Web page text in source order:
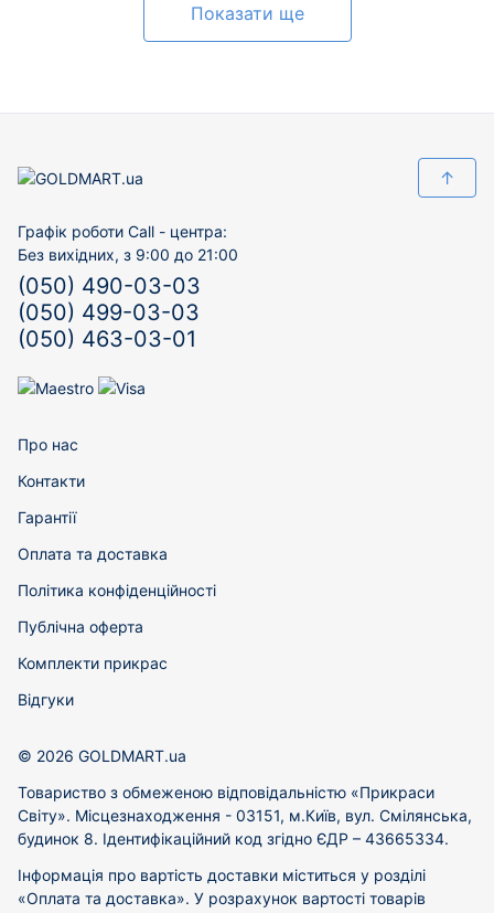
Показати ще
↑
Графік роботи Call - центра:
Без вихідних, з 9:00 до 21:00
(050) 490-03-03
(050) 499-03-03
(050) 463-03-01
Про нас
Контакти
Гарантії
Оплата та доставка
Політика конфіденційності
Публічна оферта
Комплекти прикрас
Відгуки
© 2026 GOLDMART.ua
Товариство з обмеженою відповідальністю «Прикраси
Світу». Місцезнаходження - 03151, м.Київ, вул. Смілянська,
будинок 8. Ідентифікаційний код згідно ЄДР – 43665334.
Інформація про вартість доставки міститься у розділі
«Оплата та доставка». У розрахунок вартості товарів